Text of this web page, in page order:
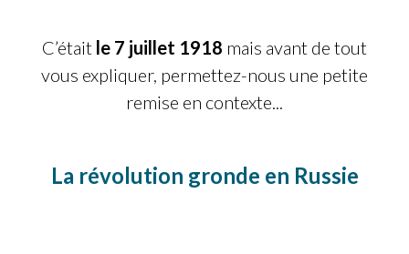
C’était le 7 juillet 1918 mais avant de tout
vous expliquer, permettez-nous une petite
remise en contexte...
La révolution gronde en Russie